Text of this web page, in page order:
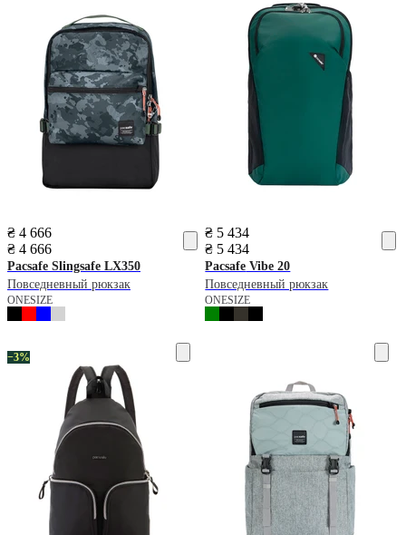
₴ 4 666
₴ 4 666
Pacsafe Slingsafe LX350
Повседневный рюкзак
ONESIZE
₴ 5 434
₴ 5 434
Pacsafe Vibe 20
Повседневный рюкзак
ONESIZE
−3%